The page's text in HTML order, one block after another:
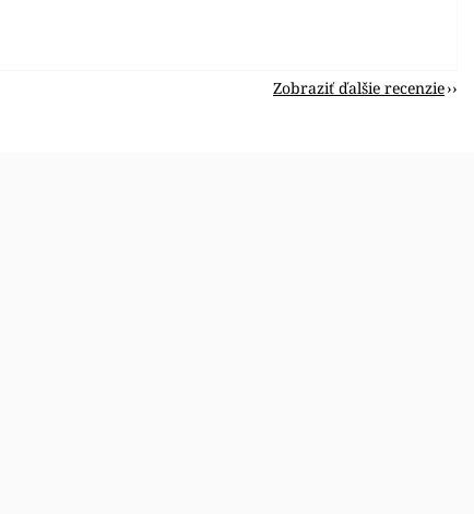
Zobraziť ďalšie recenzie